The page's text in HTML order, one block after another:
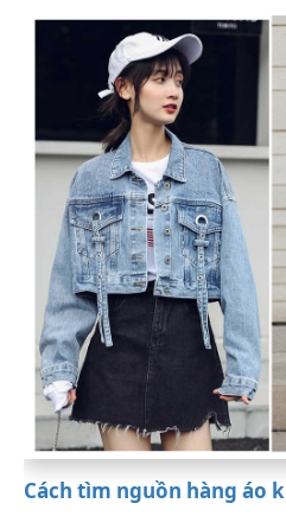
Cách tìm nguồn hàng áo